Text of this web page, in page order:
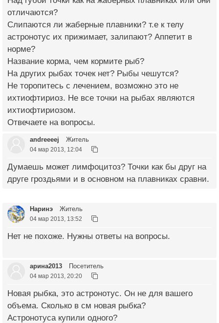
отличаются?
Слипаются ли жаберные плавники? т.е к телу
астронотус их прижимает, залипают? Аппетит в
норме?
Название корма, чем кормите рыб?
На других рыбах точек нет? Рыбы чешутся?
Не торопитесь с лечением, возможно это не
ихтиофтириоз. Не все точки на рыбах являются
ихтиофтириозом.
Отвечаете на вопросы.
andreeeej Житель
04 мар 2013, 12:04
Думаешь может лимфоцитоз? Точки как бы друг на
друге гроздьями и в основном на плавниках сравни.
Наринэ Житель
04 мар 2013, 13:52
Нет не похоже. Нужны ответы на вопросы.
арина2013 Посетитель
04 мар 2013, 20:20
Новая рыбка, это астронотус. Он не для вашего
объема. Сколько в см новая рыбка?
Астронотуса купили одного?